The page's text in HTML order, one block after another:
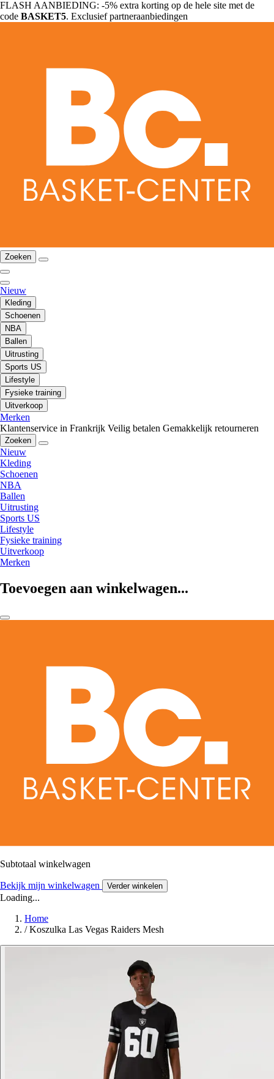
FLASH AANBIEDING: -5% extra korting op de hele site met de
code BASKET5. Exclusief partneraanbiedingen
Zoeken
Nieuw
Kleding
Schoenen
NBA
Ballen
Uitrusting
Sports US
Lifestyle
Fysieke training
Uitverkoop
Merken
Klantenservice in Frankrijk Veilig betalen Gemakkelijk retourneren
Zoeken
Nieuw
Kleding
Schoenen
NBA
Ballen
Uitrusting
Sports US
Lifestyle
Fysieke training
Uitverkoop
Merken
Toevoegen aan winkelwagen...
Subtotaal winkelwagen
Bekijk mijn winkelwagen Verder winkelen
Loading...
Home
/ Koszulka Las Vegas Raiders Mesh